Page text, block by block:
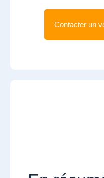
Contacter un